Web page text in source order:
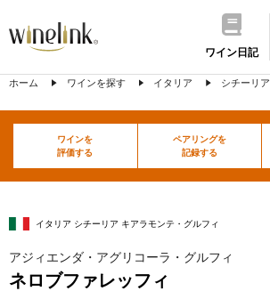
ワイン日記
ホーム ワインを探す イタリア シチーリア
ワインを
評価する
ペアリングを
記録する
イタリア シチーリア キアラモンテ・グルフィ
アジィエンダ・アグリコーラ・グルフィ
ネロブファレッフィ